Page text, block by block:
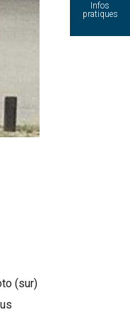
Infos
pratiques
(sur)